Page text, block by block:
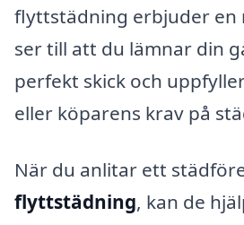
flyttstädning erbjuder en
ser till att du lämnar din
perfekt skick och
eller köparens krav på
När du anlitar ett
flyttstädning, kan de